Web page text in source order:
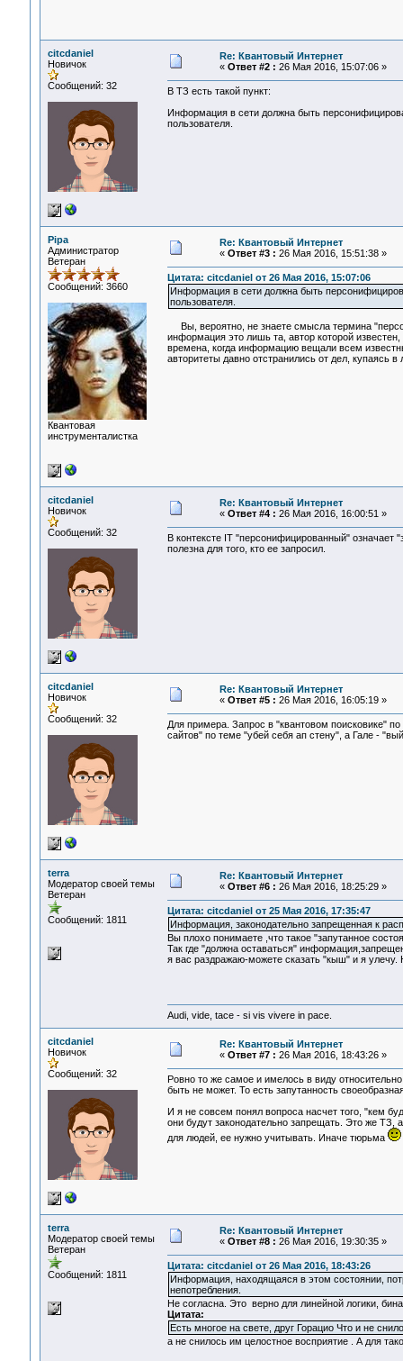
citcdaniel
Новичок
Сообщений: 32
Re: Квантовый Интернет
« Ответ #2 : 26 Мая 2016, 15:07:06 »
В ТЗ есть такой пункт:
Информация в сети должна быть
пользователя.
Pipa
Администратор
Ветеран
Сообщений: 3660
Квантовая
инструменталистка
Re: Квантовый Интернет
« Ответ #3 : 26 Мая 2016, 15:51:38 »
Цитата: citcdaniel от 26 Мая 2016, 15:07:06
Информация в сети должна быть
пользователя.
Вы, вероятно, не знаете смысла термина
информация это лишь та, автор которой
времена, когда информацию вещали всем
авторитеты давно отстранились от дел, купаясь
citcdaniel
Новичок
Сообщений: 32
Re: Квантовый Интернет
« Ответ #4 : 26 Мая 2016, 16:00:51 »
В контексте IT "персонифицированный" означает
полезна для того, кто ее запросил.
citcdaniel
Новичок
Сообщений: 32
Re: Квантовый Интернет
« Ответ #5 : 26 Мая 2016, 16:05:19 »
Для примера. Запрос в "квантовом поисковике"
сайтов" по теме "убей себя ап стену", а Гале -
terra
Модератор своей темы
Ветеран
Сообщений: 1811
Re: Квантовый Интернет
« Ответ #6 : 26 Мая 2016, 18:25:29 »
Цитата: citcdaniel от 25 Мая 2016, 17:35:47
Информация, законодательно запрещенная к
Вы плохо понимаете ,что такое "запутанное
Так где "должна оставаться"
я вас раздражаю-можете сказать "кыш" и я
Audi, vide, tace - si vis vivere in pace.
citcdaniel
Новичок
Сообщений: 32
Re: Квантовый Интернет
« Ответ #7 : 26 Мая 2016, 18:43:26 »
Ровно то же самое и имелось в виду
быть не может. То есть запутанность
И я не совсем понял вопроса насчет того, "кем
они будут законодательно запрещать. Это же ТЗ,
для людей, ее нужно учитывать. Иначе тюрьма
terra
Модератор своей темы
Ветеран
Сообщений: 1811
Re: Квантовый Интернет
« Ответ #8 : 26 Мая 2016, 19:30:35 »
Цитата: citcdaniel от 26 Мая 2016, 18:43:26
Информация, находящаяся в этом состоянии,
непотребления.
Не согласна. Это верно для линейной логики,
Цитата:
Есть многое на свете, друг Горацио Что и не
а не снилось им целостное восприятие . А для